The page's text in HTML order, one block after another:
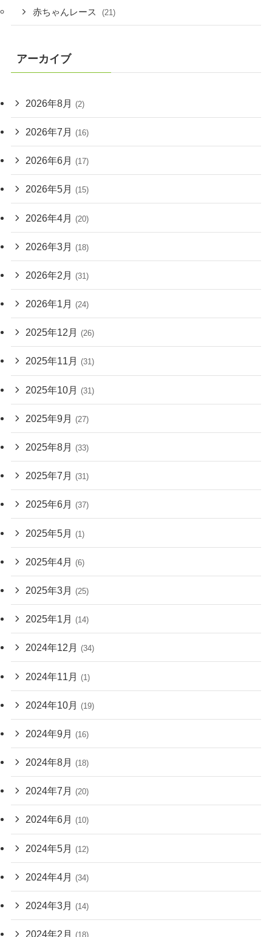
赤ちゃんレース (21)
アーカイブ
2026年8月 (2)
2026年7月 (16)
2026年6月 (17)
2026年5月 (15)
2026年4月 (20)
2026年3月 (18)
2026年2月 (31)
2026年1月 (24)
2025年12月 (26)
2025年11月 (31)
2025年10月 (31)
2025年9月 (27)
2025年8月 (33)
2025年7月 (31)
2025年6月 (37)
2025年5月 (1)
2025年4月 (6)
2025年3月 (25)
2025年1月 (14)
2024年12月 (34)
2024年11月 (1)
2024年10月 (19)
2024年9月 (16)
2024年8月 (18)
2024年7月 (20)
2024年6月 (10)
2024年5月 (12)
2024年4月 (34)
2024年3月 (14)
2024年2月 (18)